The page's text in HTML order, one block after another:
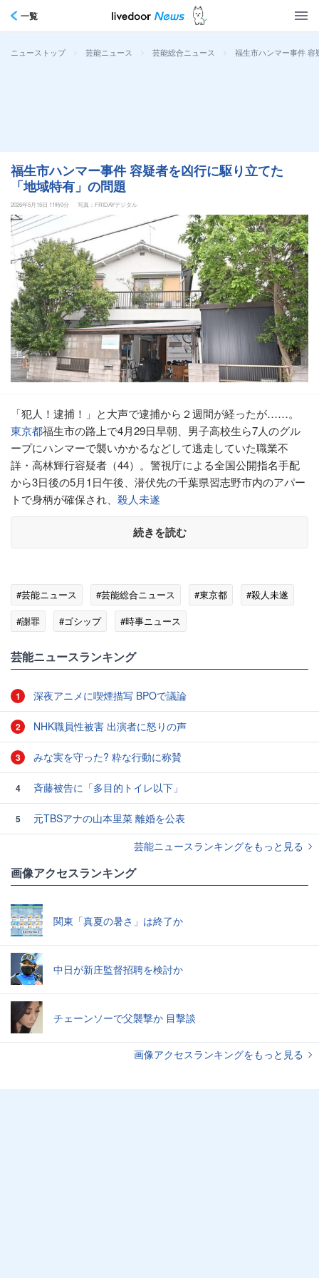
一覧
ニューストップ > 芸能ニュース > 芸能総合ニュース > 福生市ハンマー事件 容
福生市ハンマー事件 容疑者を凶行に駆り立てた
「地域特有」の問題
2026年5月15日 11時0分 写真：FRIDAYデジタル
「犯人！逮捕！」と大声で逮捕から２週間が経ったが……。
東京都福生市の路上で4月29日早朝、男子高校生ら7人のグル
ープにハンマーで襲いかかるなどして逃走していた職業不
詳・高林輝行容疑者（44）。警視庁による全国公開指名手配
から3日後の5月1日午後、潜伏先の千葉県習志野市内のアパー
トで身柄が確保され、 殺人未遂
続きを読む
#芸能ニュース #芸能総合ニュース #東京都
#殺人未遂
#謝罪
#ゴシップ #時事ニュース
芸能ニュースランキング
1 深夜アニメに喫煙描写 BPOで議論
2 NHK職員性被害 出演者に怒りの声
3 みな実を守った? 粋な行動に称賛
4 斉藤被告に「多目的トイレ以下」
5
元TBSアナの山本里菜 離婚を公表
芸能ニュースランキングをもっと見る
画像アクセスランキング
関東「真夏の暑さ」は終了か
中日が新庄監督招聘を検討か
チェーンソーで父襲撃か 目撃談
画像アクセスランキングをもっと見る